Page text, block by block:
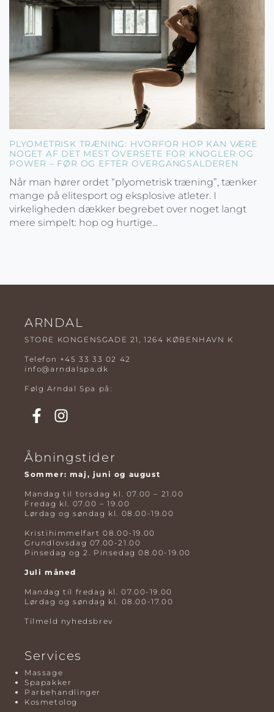
PLYOMETRISK TRÆNING: HVORFOR HOP KAN VÆRE
NOGET AF DET MEST OVERSETE FOR KNOGLER OG
POWER – FØR OG EFTER OVERGANGSALDEREN
Når man hører ordet “plyometrisk træning”, tænker
mange på elitesport og eksplosive atleter. I
virkeligheden dækker begrebet over noget langt
mere simpelt: hop og hurtige...
ARNDAL
STORE KONGENSGADE 21, 1264 KØBENHAVN K
Telefon +45 33 33 02 42
info@arndalspa.dk
Følg Arndal Spa på:
Åbningstider
Sommer: maj, juni og august
Mandag til torsdag kl. 07.00 – 21.00
Fredag kl. 07.00 – 19.00
Lørdag og søndag kl. 08.00-19.00
Kristihimmelfart 08.00-19.00
Grundlovsdag 07.00-21.00
Pinsedag og 2. Pinsedag 08.00-19.00
Juli måned
Mandag til fredag kl. 07.00-19.00
Lørdag og søndag kl. 08.00-17.00
Tilmeld nyhedsbrev
Services
Massage
Spapakker
Parbehandlinger
Kosmetolog